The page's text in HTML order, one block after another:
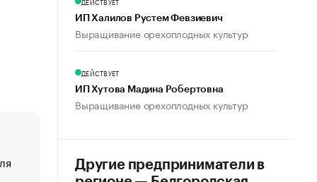
«От спорта тело стареет иначе». Как живет глава
создавшей GTA
ИП Халилов Рустем Февзиевич
Выращивание орехоплодных культур
ДЕЙСТВУЕТ
ИП Хутова Мадина Робертовна
Выращивание орехоплодных культур
Другие предприниматели в